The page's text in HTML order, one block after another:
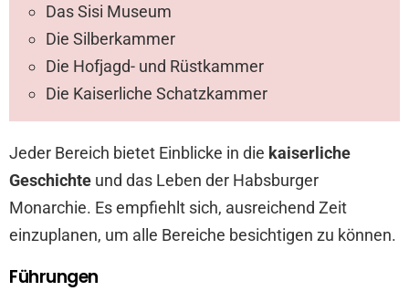
Das Sisi Museum
Die Silberkammer
Die Hofjagd- und Rüstkammer
Die Kaiserliche Schatzkammer
Jeder Bereich bietet Einblicke in die kaiserliche
Geschichte und das Leben der Habsburger
Monarchie. Es empfiehlt sich, ausreichend Zeit
einzuplanen, um alle Bereiche besichtigen zu können.
Führungen